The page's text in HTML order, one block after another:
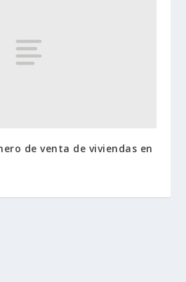
de venta de viviendas en